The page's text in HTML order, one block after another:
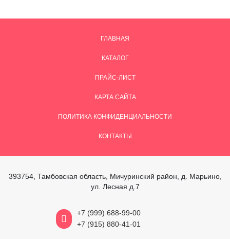
ГЛАВНАЯ
КАТАЛОГ
ПРАЙС-ЛИСТ
КАРТА САЙТА
ПОЛИТИКА КОНФИДЕНЦИАЛЬНОСТИ
КОНТАКТЫ
393754, Тамбовская область, Мичуринский район, д. Марьино,
ул. Лесная д.7
+7 (999) 688-99-00
+7 (915) 880-41-01